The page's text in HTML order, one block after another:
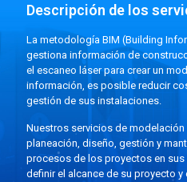
Descripción de los
La metodología BIM (Building
gestiona información de
el escaneo láser para crear un
información, es posible reducir
gestión de sus instalaciones.
Nuestros servicios de modelación
planeación, diseño, gestión y
procesos de los proyectos en
definir el alcance de su proyecto y